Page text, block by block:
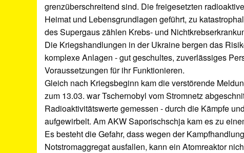
grenzüberschreitend sind. Die freigesetzten
Heimat und Lebensgrundlagen geführt, zu
des Supergaus zählen Krebs- und
Die Kriegshandlungen in der Ukraine bergen das
komplexe Anlagen - gut geschultes, zuverlässiges
Voraussetzungen für ihr Funktionieren.
Gleich nach Kriegsbeginn kam die verstörende
zum 13.03. war Tschernobyl vom Stromnetz
Radioaktivitätswerte gemessen - durch die Kämpfe
aufgewirbelt. Am AKW Saporischschja kam es zu
Es besteht die Gefahr, dass wegen der
Notstromaggregat ausfallen, kann ein Atomreaktor